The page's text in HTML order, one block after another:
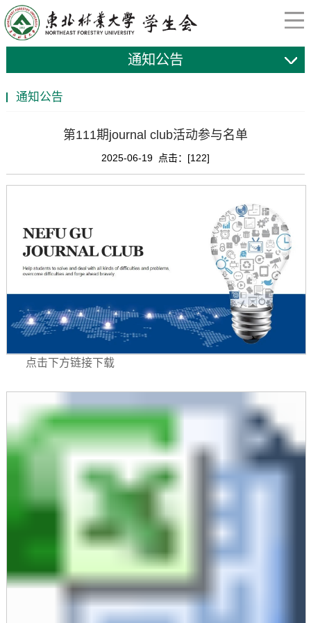
通知公告
通知公告
第111期journal club活动参与名单
2025-06-19 点击：[122]
点击下方链接下载